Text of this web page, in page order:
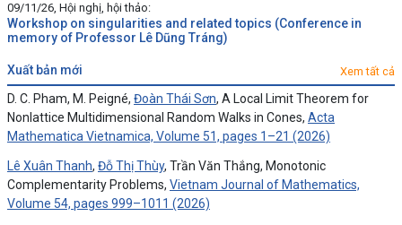
09/11/26, Hội nghị, hội thảo:
Workshop on singularities and related topics (Conference in
memory of Professor Lê Dũng Tráng)
xuất bản mới Xem tất cả
D. C. Pham, M. Peigné, Đoàn Thái Sơn, A Local Limit Theorem for
Nonlattice Multidimensional Random Walks in Cones, Acta
Mathematica Vietnamica, Volume 51, pages 1–21 (2026)
Lê Xuân Thanh, Đỗ Thị Thùy, Trần Văn Thắng, Monotonic
Complementarity Problems, Vietnam Journal of Mathematics,
Volume 54, pages 999–1011 (2026)